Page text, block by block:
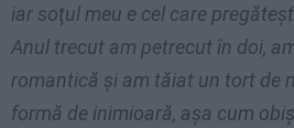
iar soţul meu e cel care
Anul trecut am petrecut în doi,
romantică şi am tăiat un tort de
formă de inimioară, aşa cum